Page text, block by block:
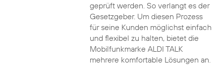
geprüft werden. So verlangt es der
Gesetzgeber. Um diesen Prozess
für seine Kunden möglichst einfach
und flexibel zu halten, bietet die
Mobilfunkmarke ALDI TALK
mehrere komfortable Lösungen an.